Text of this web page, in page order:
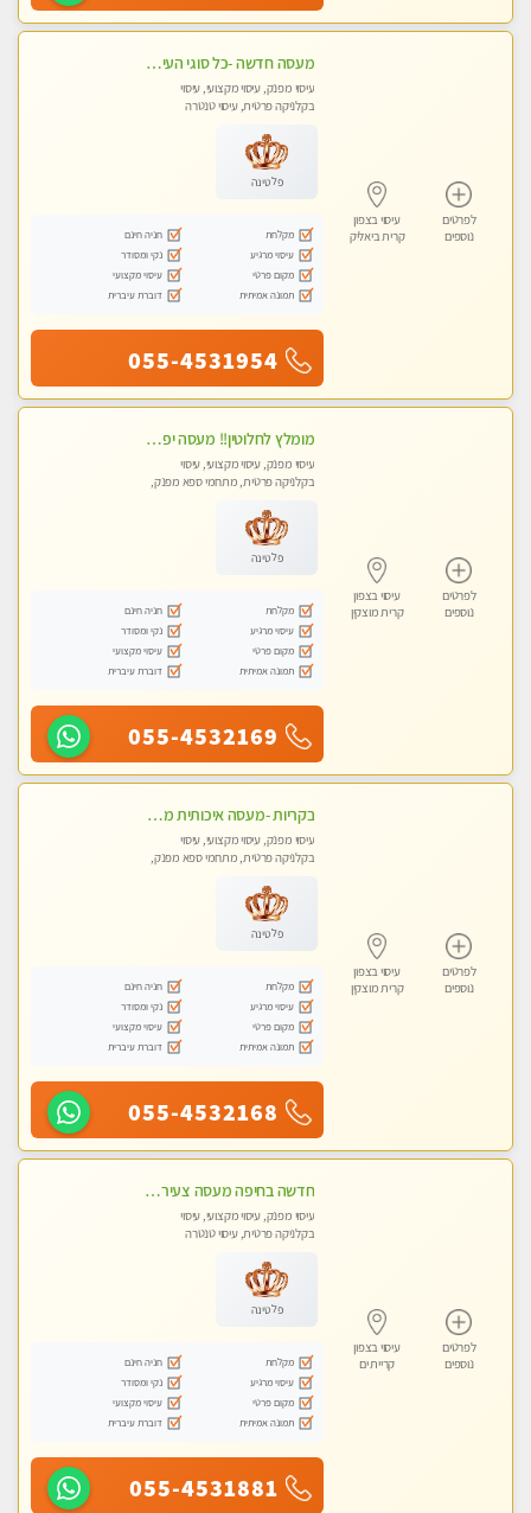
לפרטים
נוספים
עיסוי בצפון
קרית ביאליק
מעסה חדשה -כל סוגי העיסויים מעסה מקצועית ואיכותית פרטי!!!מומלץ לחלוטין!!
עיסוי מפנק, עיסוי מקצועי, עיסוי
בקלניקה פרטית, עיסוי טנטרה
פלטינה
מקלחת
חניה חינם
עיסוי מרגיע
נקי ומסודר
מקום פרטי
עיסוי מקצועי
תמונה אמיתית
דוברת עיברית
055-4531954
לפרטים
נוספים
עיסוי בצפון
קרית מוצקין
מומלץ לחלוטין!! מעסה יפה איכותית מקצועית ומפנקת מאוד.פרטי.מומלץ בחום.
עיסוי מפנק, עיסוי מקצועי, עיסוי
בקלניקה פרטית, מתחמי ספא מפנק,
פלטינה
מקלחת
חניה חינם
עיסוי מרגיע
נקי ומסודר
מקום פרטי
עיסוי מקצועי
תמונה אמיתית
דוברת עיברית
055-4532169
לפרטים
נוספים
עיסוי בצפון
קרית מוצקין
בקריות -מעסה איכותית מקצועית ומפנקת
עיסוי מפנק, עיסוי מקצועי, עיסוי
בקלניקה פרטית, מתחמי ספא מפנק,
פלטינה
מקלחת
חניה חינם
עיסוי מרגיע
נקי ומסודר
מקום פרטי
עיסוי מקצועי
תמונה אמיתית
דוברת עיברית
055-4532168
לפרטים
נוספים
עיסוי בצפון
קריית ים
חדשה בחיפה מעסה צעירה איכותית וקלאסית מזמינה אותך לעיסוי נעים מפנק ומרגיע . . . highly recommended..new in the city
עיסוי מפנק, עיסוי מקצועי, עיסוי
בקלניקה פרטית, עיסוי טנטרה
פלטינה
מקלחת
חניה חינם
עיסוי מרגיע
נקי ומסודר
מקום פרטי
עיסוי מקצועי
תמונה אמיתית
דוברת עיברית
055-4531881